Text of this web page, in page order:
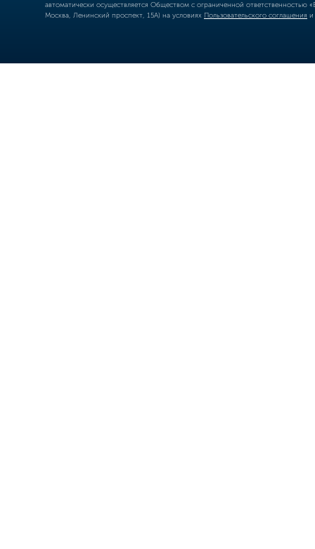
автоматически осуществляется Обществом с ограниченной
Москва, Ленинский проспект, 15А) на условиях Пользовательского соглашения и